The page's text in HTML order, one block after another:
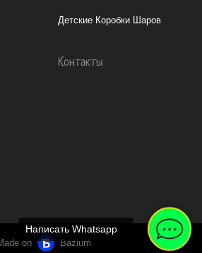
Написать Whatsapp
Детские Коробки Шаров
Контакты
on Bazium